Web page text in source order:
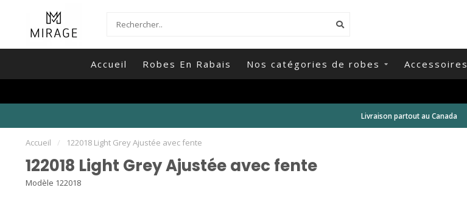
Accueil Robes En Rabais Nos catégories de robes Accessoires
Livraison partout au Canada
Accueil / 122018 Light Grey Ajustée avec fente
122018 Light Grey Ajustée avec fente
Modèle 122018